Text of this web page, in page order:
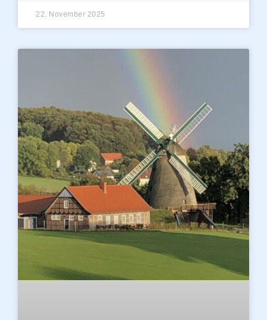
22. November 2025